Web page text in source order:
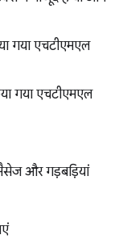
गया एचटीएमएल
गया एचटीएमएल
और गड़बड़ियां